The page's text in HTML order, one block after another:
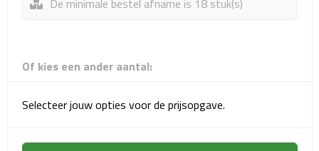
Laptop rugzakken
Promo rugzakjes
Sport- & Recreatietassen
De minimale bestel afname is 18 stuk(s)
Of kies een ander aantal:
Selecteer jouw opties voor de prijsopgave.